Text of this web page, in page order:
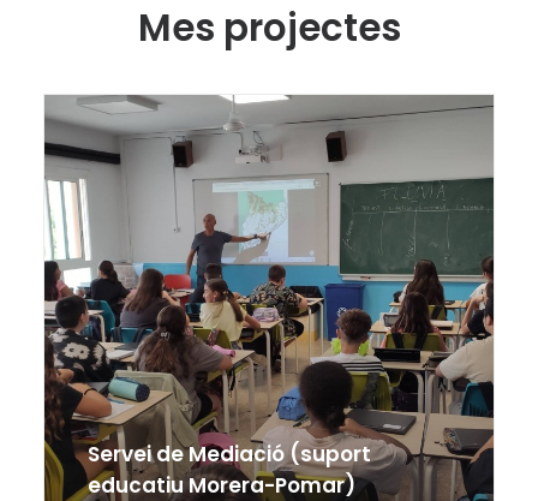
Mes projectes
Servei de Mediació (suport
educatiu Morera-Pomar)